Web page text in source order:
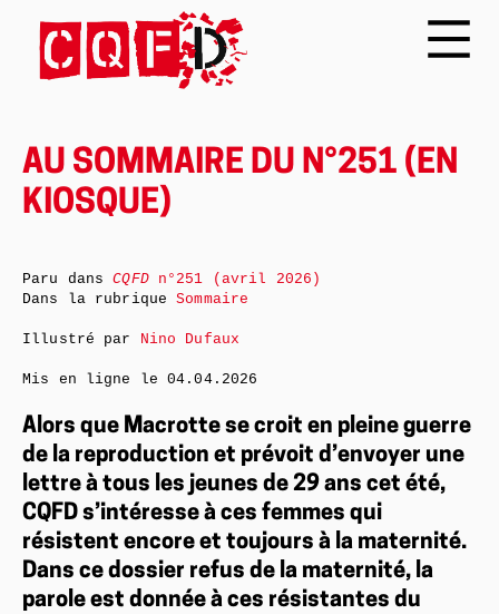
AU SOMMAIRE DU N°251 (EN
KIOSQUE)
Alors que Macrotte se croit en pleine guerre
de la reproduction et prévoit d’envoyer une
lettre à tous les jeunes de 29 ans cet été,
CQFD s’intéresse à ces femmes qui
résistent encore et toujours à la maternité.
Dans ce dossier refus de la maternité, la
parole est donnée à ces résistantes du
Paru dansCQFDn°251 (avril 2026)
Dans la rubriqueSommaire
Illustré par Nino Dufaux
Mis en ligne le04.04.2026